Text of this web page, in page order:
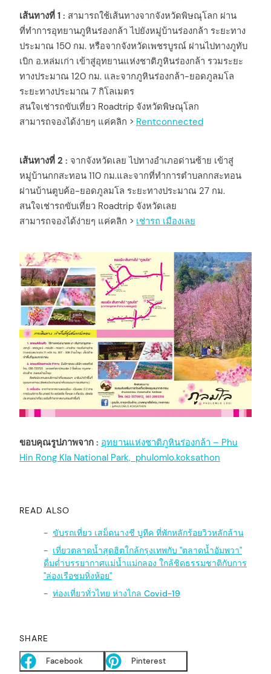
เส้นทางที่ 1 : สามารถใช้เส้นทางจากจังหวัดพิษณุโลก ผ่าน
ที่ทำการอุทยานภูหินร่องกล้า ไปยังหมู่บ้านร่องกล้า ระยะทาง
ประมาณ 150 กม. หรือจากจังหวัดเพชรบูรณ์ ผ่านไปทางภูทับ
เบิก อ.หล่มเก่า เข้าสู่อุทยานแห่งชาติภูหินร่องกล้า รวมระยะ
ทางประมาณ 120 กม. และจากภูหินร่องกล้า-ยอดภูลมโล
ระยะทางประมาณ 7 กิโลเมตร
สนใจเช่ารถขับเที่ยว Roadtrip จังหวัดพิษณุโลก
สามารถจองได้ง่ายๆ แค่คลิก > Rentconnected
เส้นทางที่ 2 : จากจังหวัดเลย ไปทางอำเภอด่านซ้าย เข้าสู่
หมู่บ้านกกสะทอน 110 กม.และจากที่ทำการตำบลกกสะทอน
ผ่านบ้านตูบค้อ-ยอดภูลมโล ระยะทางประมาณ 27 กม.
สนใจเช่ารถขับเที่ยว Roadtrip จังหวัดเลย
สามารถจองได้ง่ายๆ แค่คลิก > เช่ารถ เมืองเลย
ขอบคุณรูปภาพจาก : อุทยานแห่งชาติภูหินร่องกล้า – Phu
Hin Rong Kla National Park, phulomlo.koksathon
READ ALSO
ขับรถเที่ยว เสม็ดนางชี บูทีค ที่พักหลักร้อยวิวหลักล้าน
เที่ยวตลาดน้ำสุดฮิตใกล้กรุงเทพกับ "ตลาดน้ำอัมพวา"
ดื่มด่ำบรรยากาศแม่น้ำแม่กลอง ใกล้ชิดธรรมชาติกับการ
"ล่องเรือชมหิ่งห้อย"
ท่องเที่ยวทั่วไทย ห่างไกล Covid-19
SHARE
Facebook Pinterest